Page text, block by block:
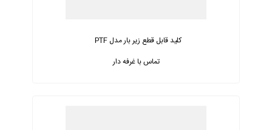
کلید قابل قطع زیر بار مدل PTF
تماس با غرفه دار